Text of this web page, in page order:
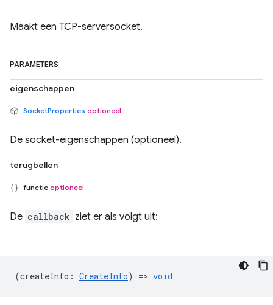
Maakt een TCP-serversocket.
PARAMETERS
eigenschappen
SocketProperties optioneel
De socket-eigenschappen (optioneel).
terugbellen
functie optioneel
De callback ziet er als volgt uit:
(createInfo : CreateInfo) => void